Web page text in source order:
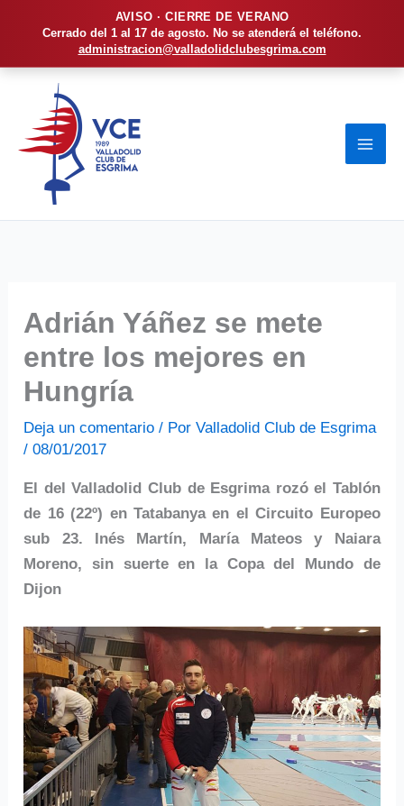
AVISO · CIERRE DE VERANO
Cerrado del 1 al 17 de agosto. No se atenderá el teléfono.
administracion@valladolidclubesgrima.com
contenido
Adrián Yáñez se mete
entre los mejores en
Hungría
Deja un comentario / PorValladolid Club de Esgrima
/08/01/2017
El del Valladolid Club de Esgrima rozó el Tablón
de 16 (22º) en Tatabanya en el Circuito Europeo
sub 23. Inés Martín, María Mateos y Naiara
Moreno, sin suerte en la Copa del Mundo de
Dijon